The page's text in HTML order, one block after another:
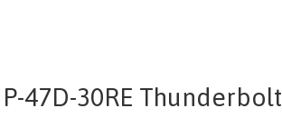
47D-30RE Thunderbolt